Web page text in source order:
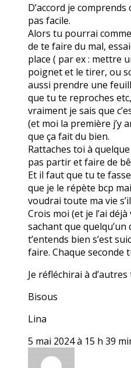
D’accord je
pas facile.
Alors tu pourrai
de te faire du mal,
place ( par ex : mettre
poignet et le tirer, ou
aussi prendre une
que tu te reproches
vraiment je sais que
(et moi la première j’y
que ça fait du bien.
Rattaches toi à
pas partir et faire de
Et il faut que tu te
que je le répète bcp
voudrai toute ma vie
Crois moi (et je l’ai
sachant que quelqu’un
t’entends bien s’est
faire. Chaque seconde
Je réfléchirai à
Bisous
Lina
5 mai 2024 à 15 h 39